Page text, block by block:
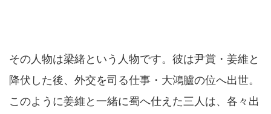
その人物は梁緒という人物です。彼は尹賞・姜維と
降伏した後、外交を司る仕事・大鴻臚の位へ出世。
このように姜維と一緒に蜀へ仕えた三人は、各々出